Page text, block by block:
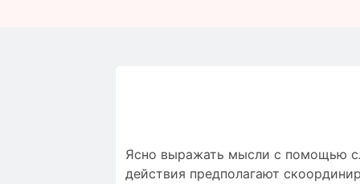
Ясно выражать мысли с помощью
действия предполагают